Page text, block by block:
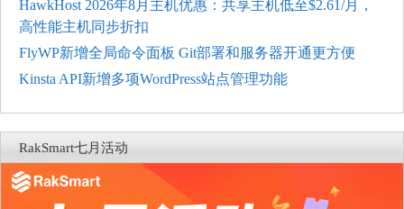
HawkHost 2026年8月主机优惠：共享主机低至$2.61/月，
高性能主机同步折扣
FlyWP新增全局命令面板 Git部署和服务器开通更方便
Kinsta API新增多项WordPress站点管理功能
RakSmart七月活动